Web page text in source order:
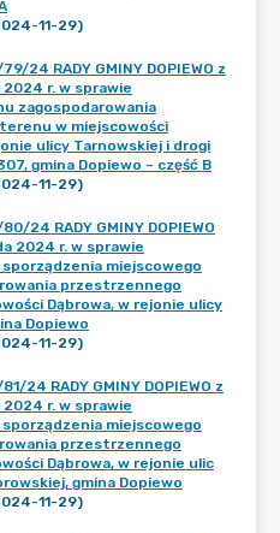
11-29)
24 RADY GMINY DOPIEWO z
r. w sprawie
zagospodarowania
w miejscowości
ulicy Tarnowskiej i drogi
gmina Dopiewo – część B
11-29)
24 RADY GMINY DOPIEWO
2024 r. w sprawie
miejscowego
przestrzennego
Dąbrowa, w rejonie ulicy
Dopiewo
11-29)
24 RADY GMINY DOPIEWO z
r. w sprawie
miejscowego
przestrzennego
Dąbrowa, w rejonie ulic
gmina Dopiewo
11-29)